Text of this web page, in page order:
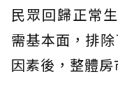
民眾回歸正常
需基本面，排
因素後，整體